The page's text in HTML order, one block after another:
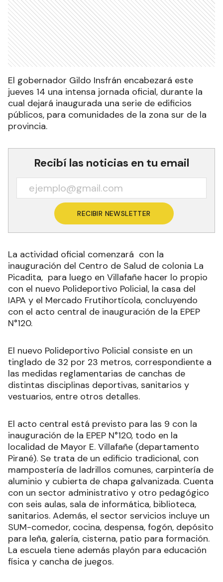
El gobernador Gildo Insfrán encabezará este
jueves 14 una intensa jornada oficial, durante la
cual dejará inaugurada una serie de edificios
públicos, para comunidades de la zona sur de la
provincia.
Recibí las noticias en tu email
RECIBIR NEWSLETTER
La actividad oficial comenzará con la
inauguración del Centro de Salud de colonia La
Picadita, para luego en Villafañe hacer lo propio
con el nuevo Polideportivo Policial, la casa del
IAPA y el Mercado Frutihortícola, concluyendo
con el acto central de inauguración de la EPEP
N°120.
El nuevo Polideportivo Policial consiste en un
tinglado de 32 por 23 metros, correspondiente a
las medidas reglamentarias de canchas de
distintas disciplinas deportivas, sanitarios y
vestuarios, entre otros detalles.
El acto central está previsto para las 9 con la
inauguración de la EPEP N°120, todo en la
localidad de Mayor E. Villafañe (departamento
Pirané). Se trata de un edificio tradicional, con
mampostería de ladrillos comunes, carpintería de
aluminio y cubierta de chapa galvanizada. Cuenta
con un sector administrativo y otro pedagógico
con seis aulas, sala de informática, biblioteca,
sanitarios. Además, el sector servicios incluye un
SUM-comedor, cocina, despensa, fogón, depósito
para leña, galería, cisterna, patio para formación.
La escuela tiene además playón para educación
física y cancha de juegos.